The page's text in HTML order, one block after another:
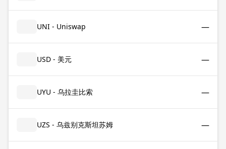
UNI - Uniswap —
USD - 美元 —
UYU - 乌拉圭比索 —
UZS - 乌兹别克斯坦苏姆 —